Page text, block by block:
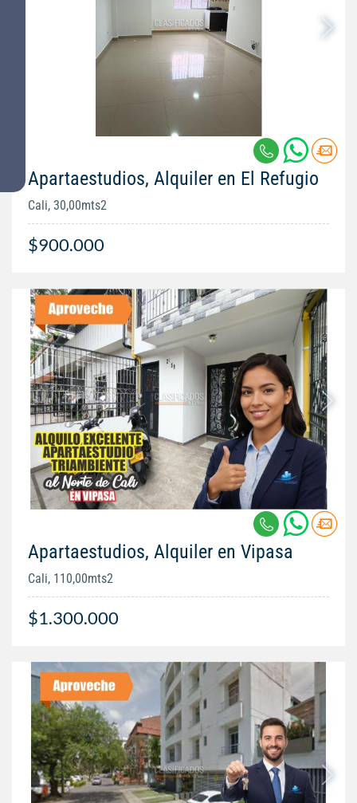
Apartaestudios, Alquiler en El Refugio
Cali, 30,00mts2
$900.000
Apartaestudios, Alquiler en Vipasa
Cali, 110,00mts2
$1.300.000